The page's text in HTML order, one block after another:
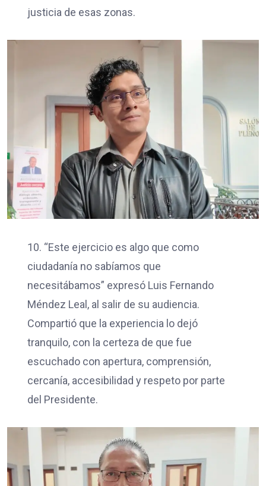
justicia de esas zonas.
10. “Este ejercicio es algo que como
ciudadanía no sabíamos que
necesitábamos” expresó Luis Fernando
Méndez Leal, al salir de su audiencia.
Compartió que la experiencia lo dejó
tranquilo, con la certeza de que fue
escuchado con apertura, comprensión,
cercanía, accesibilidad y respeto por parte
del Presidente.